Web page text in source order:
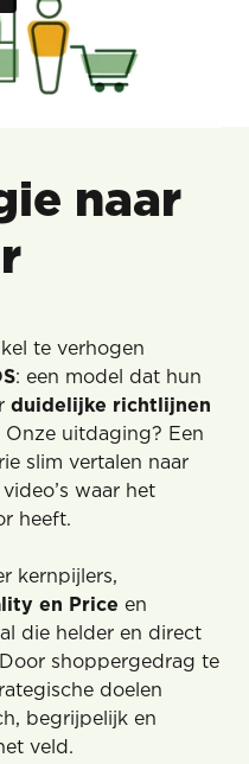
naar
te verhogen
: een model dat hun
duidelijke richtlijnen
Onze uitdaging? Een
slim vertalen naar
waar het
heeft.
kernpijlers,
en Price en
die helder en direct
shoppergedrag te
doelen
begrijpelijk en
veld.